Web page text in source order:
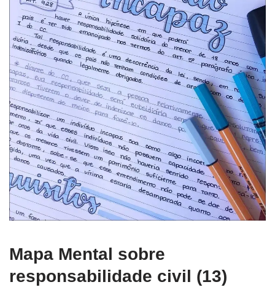
Mapa Mental sobre
responsabilidade civil (13)